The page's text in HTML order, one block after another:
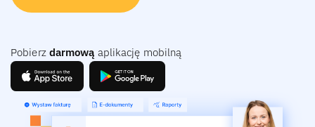
Pobierz darmową aplikację mobilną